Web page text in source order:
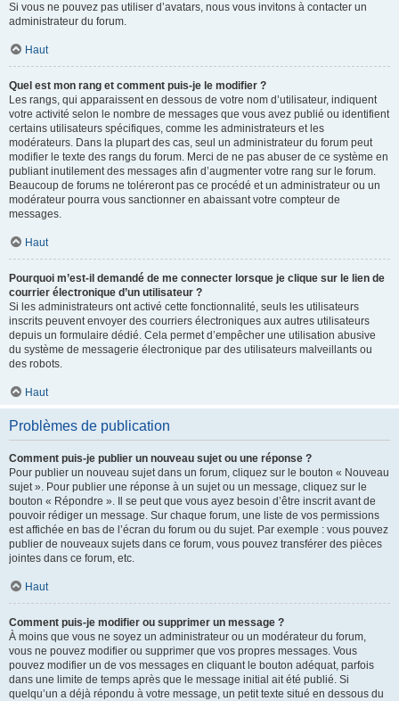
Si vous ne pouvez pas utiliser d’avatars, nous vous invitons à contacter un
administrateur du forum.
Haut
Quel est mon rang et comment puis-je le modifier ?
Les rangs, qui apparaissent en dessous de votre nom d’utilisateur, indiquent
votre activité selon le nombre de messages que vous avez publié ou identifient
certains utilisateurs spécifiques, comme les administrateurs et les
modérateurs. Dans la plupart des cas, seul un administrateur du forum peut
modifier le texte des rangs du forum. Merci de ne pas abuser de ce système en
publiant inutilement des messages afin d’augmenter votre rang sur le forum.
Beaucoup de forums ne toléreront pas ce procédé et un administrateur ou un
modérateur pourra vous sanctionner en abaissant votre compteur de
messages.
Haut
Pourquoi m’est-il demandé de me connecter lorsque je clique sur le lien de
courrier électronique d’un utilisateur ?
Si les administrateurs ont activé cette fonctionnalité, seuls les utilisateurs
inscrits peuvent envoyer des courriers électroniques aux autres utilisateurs
depuis un formulaire dédié. Cela permet d’empêcher une utilisation abusive
du système de messagerie électronique par des utilisateurs malveillants ou
des robots.
Haut
Problèmes de publication
Comment puis-je publier un nouveau sujet ou une réponse ?
Pour publier un nouveau sujet dans un forum, cliquez sur le bouton « Nouveau
sujet ». Pour publier une réponse à un sujet ou un message, cliquez sur le
bouton « Répondre ». Il se peut que vous ayez besoin d’être inscrit avant de
pouvoir rédiger un message. Sur chaque forum, une liste de vos permissions
est affichée en bas de l’écran du forum ou du sujet. Par exemple : vous pouvez
publier de nouveaux sujets dans ce forum, vous pouvez transférer des pièces
jointes dans ce forum, etc.
Haut
Comment puis-je modifier ou supprimer un message ?
À moins que vous ne soyez un administrateur ou un modérateur du forum,
vous ne pouvez modifier ou supprimer que vos propres messages. Vous
pouvez modifier un de vos messages en cliquant le bouton adéquat, parfois
dans une limite de temps après que le message initial ait été publié. Si
quelqu’un a déjà répondu à votre message, un petit texte situé en dessous du